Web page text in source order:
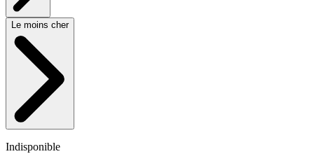
Le moins cher
Indisponible